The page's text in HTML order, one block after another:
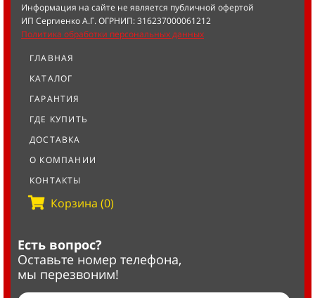
Информация на сайте не является публичной офертой
ИП Сергиенко А.Г. ОГРНИП: 316237000061212
Политика обработки персональных данных
ГЛАВНАЯ
КАТАЛОГ
ГАРАНТИЯ
ГДЕ КУПИТЬ
ДОСТАВКА
О КОМПАНИИ
КОНТАКТЫ
Корзина (0)
Есть вопрос?
Оставьте номер телефона,
мы перезвоним!